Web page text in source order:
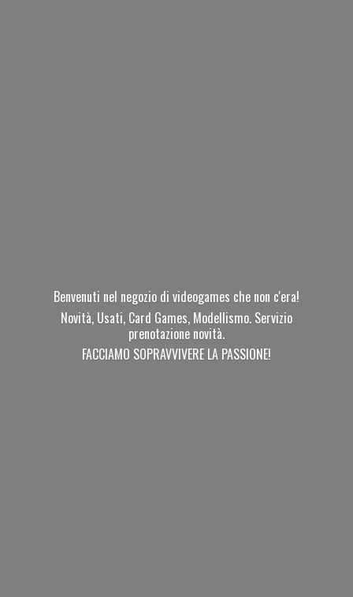
Benvenuti nel negozio di videogames che non c'era!
Novità, Usati, Card Games, Modellismo. Servizio
prenotazione novità.
FACCIAMO SOPRAVVIVERE LA PASSIONE!